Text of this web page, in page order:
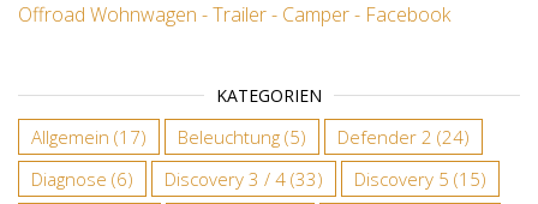
Offroad Wohnwagen - Trailer - Camper - Facebook
KATEGORIEN
Allgemein (17) Beleuchtung (5) Defender 2 (24)
Diagnose (6) Discovery 3 / 4 (33) Discovery 5 (15)